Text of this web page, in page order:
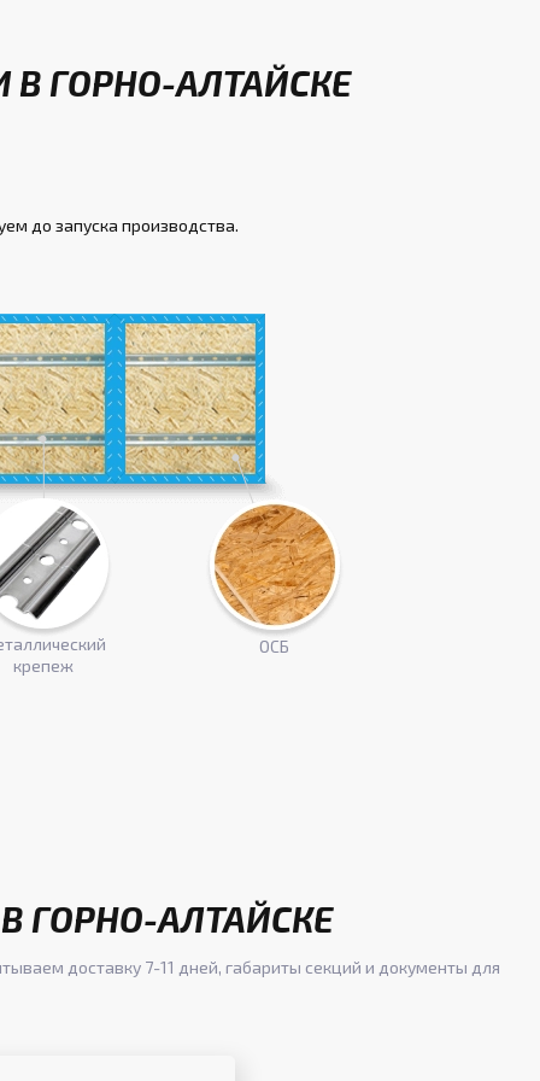
ГОРНО-АЛТАЙСКЕ
до запуска производства.
крепеж
ОСБ
ГОРНО-АЛТАЙСКЕ
доставку 7-11 дней, габариты секций и документы для